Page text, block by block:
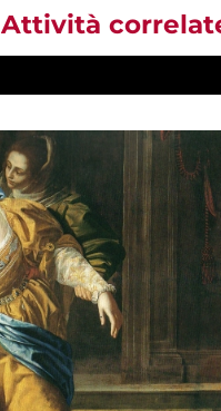
Attività